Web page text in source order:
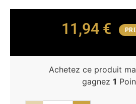
11,94 €
Achetez ce produit
gagnez 1